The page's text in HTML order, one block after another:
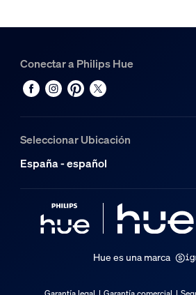
Conectar a Philips Hue
Seleccionar Ubicación
España - español
Hue es una marca